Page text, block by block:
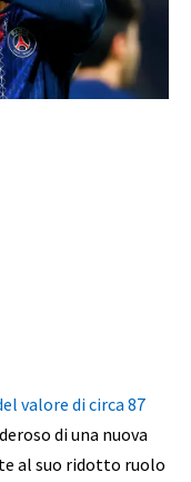
valore di circa 87
di una nuova
al suo ridotto ruolo